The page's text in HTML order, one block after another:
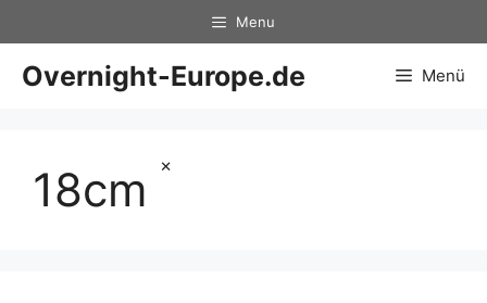
×
Inhalt
springen
Menu
Overnight-Europe.de Menü
18cm